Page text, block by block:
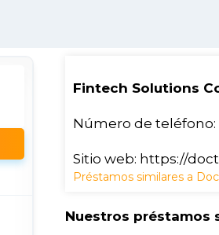
Fintech Solutions
Número de teléfono:
Sitio web: https://
Préstamos similares a
Nuestros préstamos